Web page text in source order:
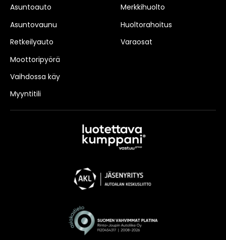
Asuntoauto
Asuntovaunu
Retkeilyauto
Moottoripyörä
Vaihdossa käy
Myyntitili
Merkkihuolto
Huoltorahoitus
Varaosat